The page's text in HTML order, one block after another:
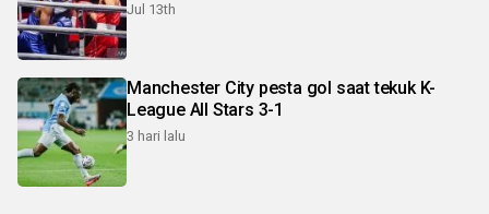
Jul 13th
Manchester City pesta gol saat tekuk K-
League All Stars 3-1
3 hari lalu